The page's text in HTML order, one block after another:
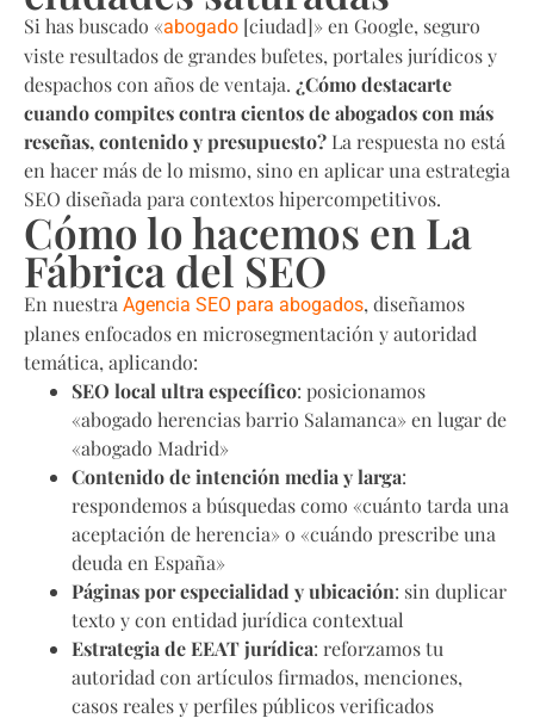
Si has buscado «abogado [ciudad]» en Google, seguro
viste resultados de grandes bufetes, portales jurídicos y
despachos con años de ventaja. ¿Cómo destacarte
cuando compites contra cientos de abogados con más
reseñas, contenido y presupuesto? La respuesta no está
en hacer más de lo mismo, sino en aplicar una estrategia
SEO diseñada para contextos hipercompetitivos.
Cómo lo hacemos en La
Fábrica del SEO
En nuestra Agencia SEO para abogados, diseñamos
planes enfocados en microsegmentación y autoridad
temática, aplicando:
SEO local ultra específico: posicionamos
«abogado herencias barrio Salamanca» en lugar de
«abogado Madrid»
Contenido de intención media y larga:
respondemos a búsquedas como «cuánto tarda una
aceptación de herencia» o «cuándo prescribe una
deuda en España»
Páginas por especialidad y ubicación: sin duplicar
texto y con entidad jurídica contextual
Estrategia de EEAT jurídica: reforzamos tu
autoridad con artículos firmados, menciones,
casos reales y perfiles públicos verificados